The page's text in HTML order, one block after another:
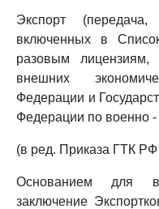
Экспорт
включенных в
разовым лицензиям,
внешних
Федерации и
Федерации по военно -
(в ред. Приказа ГТК
Основанием для
заключение